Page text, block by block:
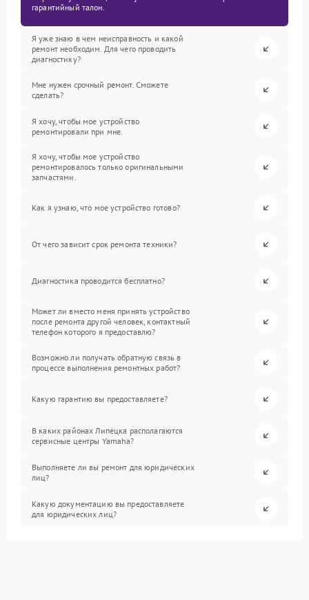
гарантийный талон.
Я уже знаю в чем неисправность и какой
ремонт необходим. Для чего проводить
диагностику?
Мне нужен срочный ремонт. Сможете
сделать?
Я хочу, чтобы мое устройство
ремонтировали при мне.
Я хочу, чтобы мое устройство
ремонтировалось только оригинальными
запчастями.
Как я узнаю, что мое устройство готово?
От чего зависит срок ремонта техники?
Диагностика проводится бесплатно?
Может ли вместо меня принять устройство
после ремонта другой человек, контактный
телефон которого я предоставлю?
Возможно ли получать обратную связь в
процессе выполнения ремонтных работ?
Какую гарантию вы предоставляете?
В каких районах Липецка располагаются
сервисные центры Yamaha?
Выполняете ли вы ремонт для юридических
лиц?
Какую документацию вы предоставляете
для юридических лиц?